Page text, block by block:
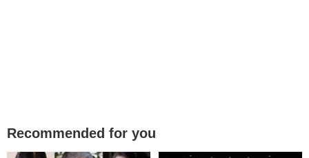
Recommended for you